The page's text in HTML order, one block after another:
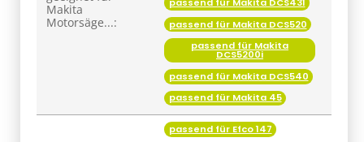
passend für Makita
DCS5200i
passend für Makita DCS540
passend für Makita 45
passend für Efco 147
passend für Efco 151
passend für Efco 152